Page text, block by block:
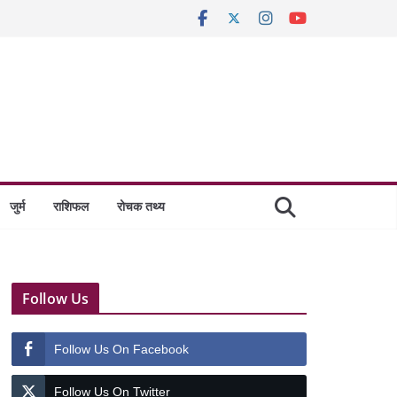
जुर्म राशिफल रोचक तथ्य
Follow Us
Follow Us On Facebook
Follow Us On Twitter